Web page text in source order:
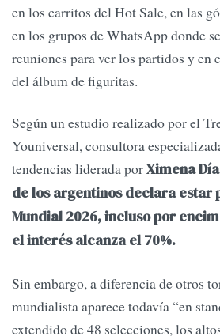
en los carritos del Hot Sale, en las
en los grupos de WhatsApp donde
reuniones para ver los partidos y en
del álbum de figuritas.
Según un estudio realizado por el
Youniversal, consultora
tendencias liderada porXimena
de los argentinos declara estar
Mundial 2026, incluso por
el interés alcanza el 70%.
Sin embargo, a diferencia de otros
mundialista aparece todavía “en
extendido de 48 selecciones, los